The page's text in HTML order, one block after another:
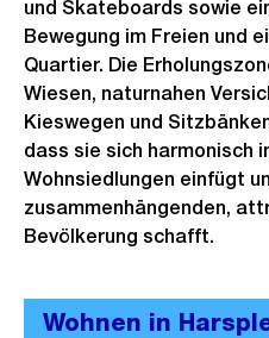
s
und Skateboards sowie
Bewegung im Freien und
Quartier. Die
Wiesen, naturnahen
Kieswegen und
dass sie sich harmonisch
Wohnsiedlungen einfügt
zusammenhängenden,
Bevölkerung schafft.
Wohnen in